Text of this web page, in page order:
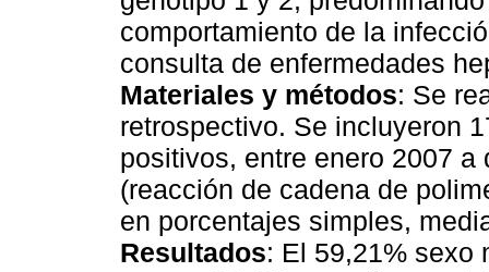
comportamiento de la
consulta de enfermedades
Materiales y métodos: Se
retrospectivo. Se incluyeron
positivos, entre enero 2007
(reacción de cadena de
en porcentajes simples,
Resultados: El 59,21% sexo